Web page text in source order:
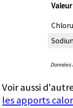
Données
Voir aussi
les apports